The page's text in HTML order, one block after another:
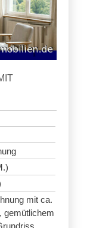
mit ca.
gemütlichem